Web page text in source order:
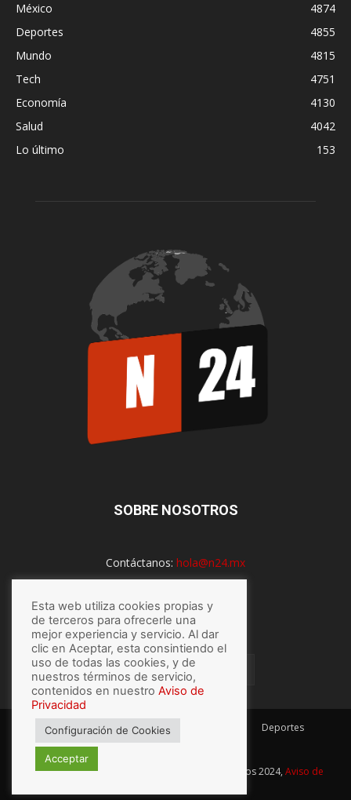
México
4874
Deportes
4855
Mundo
4815
Tech
4751
Economía
4130
Salud
4042
Lo último
153
SOBRE NOSOTROS
Contáctanos: hola@n24.mx
SÍGUENOS
México Mundo Economía
Deportes
Espectaculos
© Hecho con por N24.mx, Derechos Reservados 2024, Aviso de
Esta web utiliza cookies propias y
de terceros para ofrecerle una
mejor experiencia y servicio. Al dar
clic en Aceptar, esta consintiendo el
uso de todas las cookies, y de
nuestros términos de servicio,
contenidos en nuestro Aviso de
Privacidad
Configuración de Cookies
Acceptar